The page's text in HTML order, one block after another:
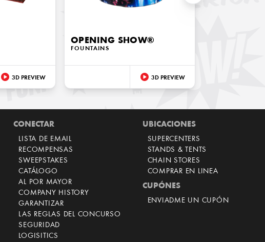
3D PREVIEW
OPENING SHOW®
FOUNTAINS
3D PREVIEW
CONECTAR
LISTA DE EMAIL
RECOMPENSAS
SWEEPSTAKES
CATÁLOGO
AL POR MAYOR
COMPANY HISTORY
GARANTIZAR
LAS REGLAS DEL CONCURSO
SEGURIDAD
LOGISITICS
UBICACIONES
SUPERCENTERS
STANDS & TENTS
CHAIN STORES
COMPRAR EN LINEA
CUPÓNES
ENVIADME UN CUPÓN